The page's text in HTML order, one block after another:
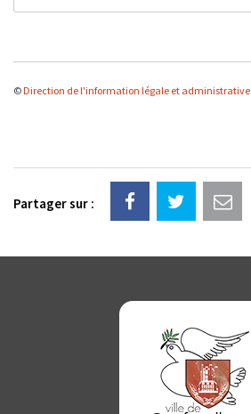
© Direction de l'information légale et administrative
Partager sur :